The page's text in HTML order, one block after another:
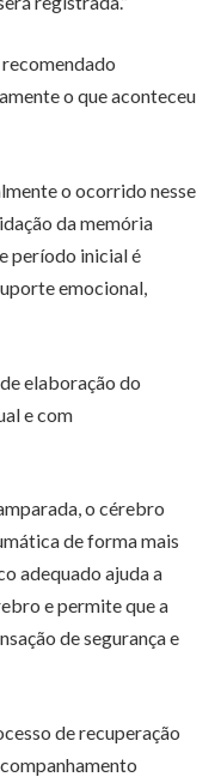
recomendado
o que aconteceu
o ocorrido nesse
da memória
período inicial é
emocional,
elaboração do
e com
o cérebro
de forma mais
adequado ajuda a
e permite que a
de segurança e
de recuperação